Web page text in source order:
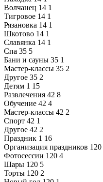
Волчанец 14 1
Тигровое 14 1
Рязановка 14 1
Шкотово 14 1
Славянка 14 1
Спа 35 5
Бани и сауны 35 1
Мастер-классы 35 2
Другое 35 2
Детям 1 15
Развлечения 42 8
Обучение 42 4
Мастер-классы 42 2
Спорт 42 1
Другое 42 2
Праздник 1 16
Организация праздников 120
Фотосессии 120 4
Шары 120 5
Торты 120 2